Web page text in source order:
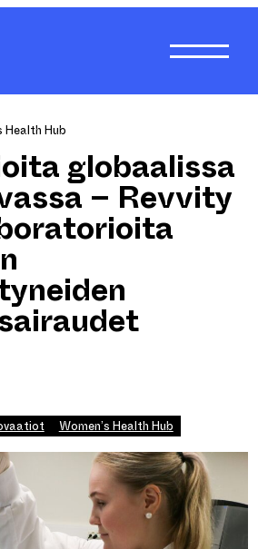
Health Hub
globaalissa
– Revvity
Women’s Health Hub